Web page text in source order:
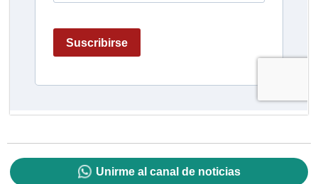
Unirme al canal de noticias